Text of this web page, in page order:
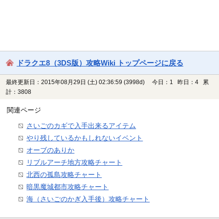
ドラクエ8（3DS版）攻略Wiki トップページに戻る
最終更新日：2015年08月29日 (土) 02:36:59 (3998d)
今日：1 昨日：4 累
計：3808
関連ページ
さいごのカギで入手出来るアイテム
やり残しているかもしれないイベント
オーブのありか
リブルアーチ地方攻略チャート
北西の孤島攻略チャート
暗黒魔城都市攻略チャート
海（さいごのかぎ入手後）攻略チャート